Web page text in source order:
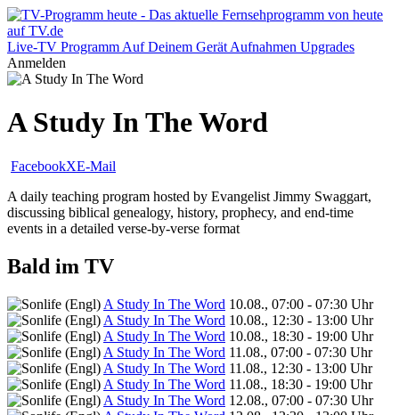
Live-TV Programm Auf Deinem Gerät Aufnahmen Upgrades
Anmelden
A Study In The Word
FacebookXE-Mail
A daily teaching program hosted by Evangelist Jimmy Swaggart,
discussing biblical genealogy, history, prophecy, and end-time
events in a detailed verse-by-verse format
Bald im TV
A Study In The Word 10.08., 07:00 - 07:30 Uhr
A Study In The Word 10.08., 12:30 - 13:00 Uhr
A Study In The Word 10.08., 18:30 - 19:00 Uhr
A Study In The Word 11.08., 07:00 - 07:30 Uhr
A Study In The Word 11.08., 12:30 - 13:00 Uhr
A Study In The Word 11.08., 18:30 - 19:00 Uhr
A Study In The Word 12.08., 07:00 - 07:30 Uhr